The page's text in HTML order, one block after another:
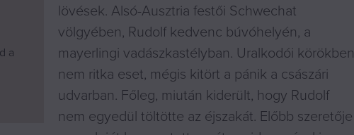
a
lövések. Alsó-Ausztria festői Schwechat
völgyében, Rudolf kedvenc búvóhelyén, a
mayerlingi vadászkastélyban. Uralkodói körökben
nem ritka eset, mégis kitört a pánik a császári
udvarban. Főleg, miután kiderült, hogy Rudolf
nem egyedül töltötte az éjszakát. Előbb szeretője